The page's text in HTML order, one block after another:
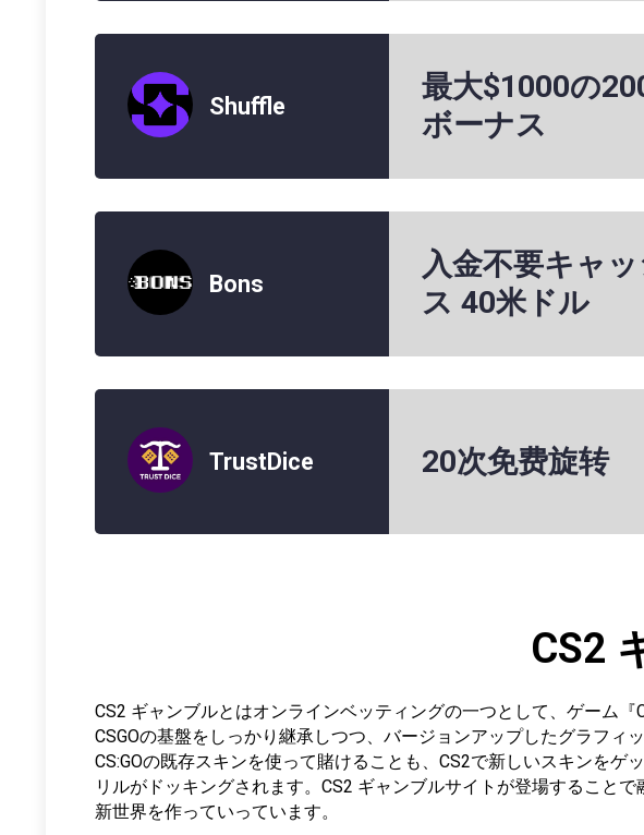
Shuffle
最大$1000の
ボーナス
Bons
入金不要キャ
ス 40米ドル
TrustDice 20次免费旋转
CS2
CS2 ギャンブルとはオンラインベッティングの一つとして、ゲーム
CSGOの基盤をしっかり継承しつつ、バージョンアップしたグラフィ
CS:GOの既存スキンを使って賭けることも、CS2で新しいスキンを
リルがドッキングされます。CS2 ギャンブルサイトが登場すること
新世界を作っていっています。